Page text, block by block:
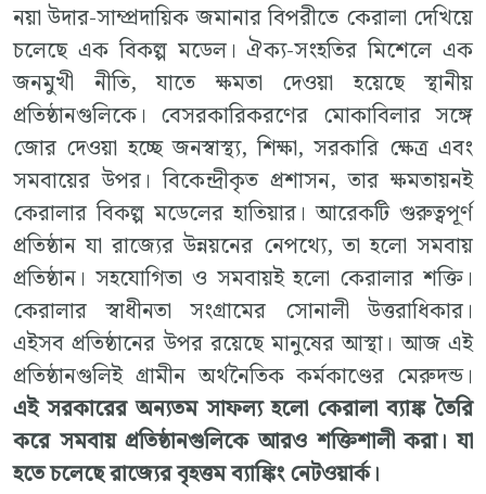
নয়া উদার-সাম্প্রদায়িক জমানার বিপরীতে কেরালা দেখিয়ে
চলেছে এক বিকল্প মডেল। ঐক্য-সংহতির মিশেলে এক
জনমুখী নীতি, যাতে ক্ষমতা দেওয়া হয়েছে স্থানীয়
প্রতিষ্ঠানগুলিকে। বেসরকারিকরণের মোকাবিলার সঙ্গে
জোর দেওয়া হচ্ছে জনস্বাস্থ্য, শিক্ষা, সরকারি ক্ষেত্র এবং
সমবায়ের উপর। বিকেন্দ্রীকৃত প্রশাসন, তার ক্ষমতায়নই
কেরালার বিকল্প মডেলের হাতিয়ার। আরেকটি গুরুত্বপূর্ণ
প্রতিষ্ঠান যা রাজ্যের উন্নয়নের নেপথ্যে, তা হলো সমবায়
প্রতিষ্ঠান। সহযোগিতা ও সমবায়ই হলো কেরালার শক্তি।
কেরালার স্বাধীনতা সংগ্রামের সোনালী উত্তরাধিকার।
এইসব প্রতিষ্ঠানের উপর রয়েছে মানুষের আস্থা। আজ এই
প্রতিষ্ঠানগুলিই গ্রামীন অর্থনৈতিক কর্মকাণ্ডের মেরুদন্ড।
এই সরকারের অন্যতম সাফল্য হলো কেরালা ব্যাঙ্ক তৈরি
করে সমবায় প্রতিষ্ঠানগুলিকে আরও শক্তিশালী করা। যা
হতে চলেছে রাজ্যের বৃহত্তম ব্যাঙ্কিং নেটওয়ার্ক।